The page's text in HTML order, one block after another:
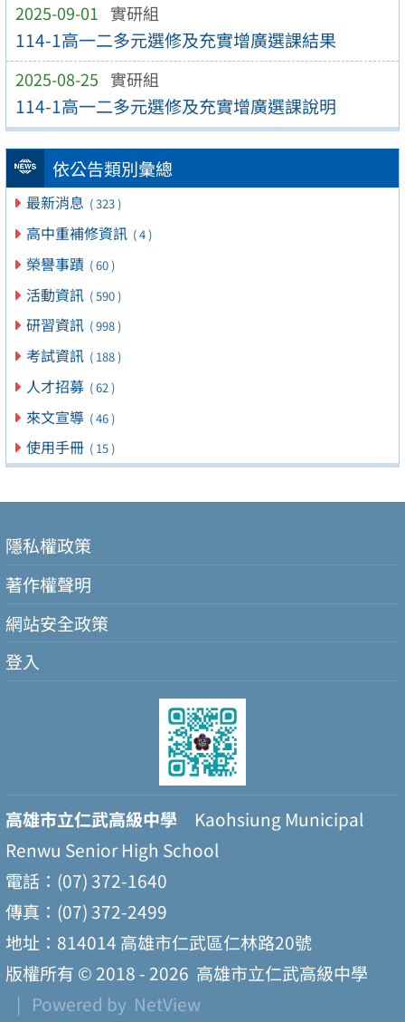
2025-09-01 實研組
114-1高一二多元選修及充實增廣選課結果
2025-08-25 實研組
114-1高一二多元選修及充實增廣選課說明
依公告類別彙總
最新消息 ( 323 )
高中重補修資訊 ( 4 )
榮譽事蹟 ( 60 )
活動資訊 ( 590 )
研習資訊 ( 998 )
考試資訊 ( 188 )
人才招募 ( 62 )
來文宣導 ( 46 )
使用手冊 ( 15 )
隱私權政策
著作權聲明
網站安全政策
登入
高雄市立仁武高級中學 Kaohsiung Municipal
Renwu Senior High School
電話：(07) 372-1640
傳真：(07) 372-2499
地址：814014 高雄市仁武區仁林路20號
版權所有 © 2018 - 2026 高雄市立仁武高級中學
| Powered by NetView